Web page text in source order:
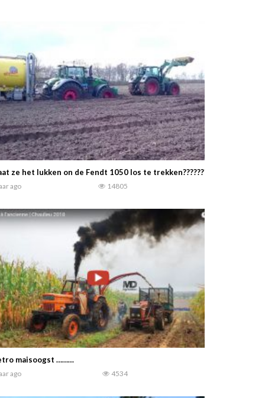
ze het lukken on de Fendt 1050 los te trekken???????????
ago 14805
maisoogst ………
ago 4534